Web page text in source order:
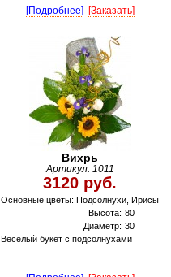
[Подробнее] [Заказать]
Вихрь
Артикул: 1011
3120 руб.
Основные цветы: Подсолнухи, Ирисы
Высота: 80
Диаметр: 30
Веселый букет с подсолнухами